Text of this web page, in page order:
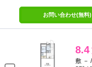
お問い合わせ(無料)
8.4
敷 －